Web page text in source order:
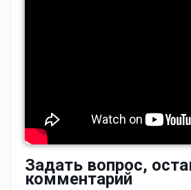
Задать вопрос,
комментарий